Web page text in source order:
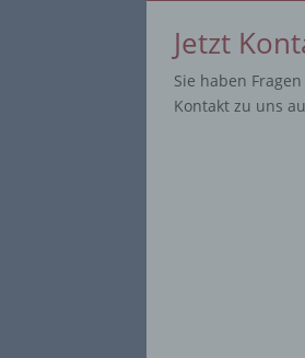
Jetzt
Sie haben
Kontakt zu uns